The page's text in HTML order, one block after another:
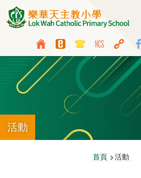
移至主內容
Top
Media
Icon
Button
Language
switcher
活動
首頁 活動